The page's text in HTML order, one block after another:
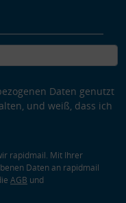
Daten genutzt
und weiß, dass ich
rapidmail. Mit Ihrer
Daten an rapidmail
AGB und